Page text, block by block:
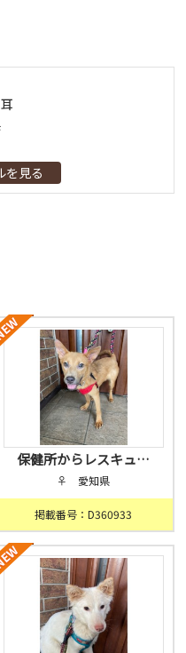
を見る
保健所からレスキュ…
♀ 愛知県
掲載番号：D360933